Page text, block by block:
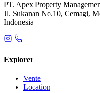
PT. Apex Property
Jl. Sukanan No.10, Cemagi,
Indonesia
Explorer
Vente
Location